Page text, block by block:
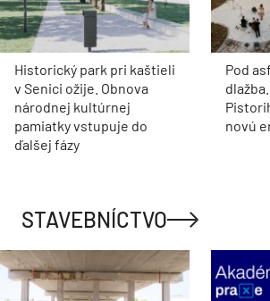
Historický park pri kaštieli
v Senici ožije. Obnova
národnej kultúrnej
pamiatky vstupuje do
ďalšej fázy
Pod
novú
STAVEBNÍCTVO